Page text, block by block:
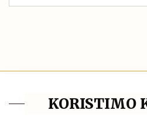
Impresum KORISTIMO